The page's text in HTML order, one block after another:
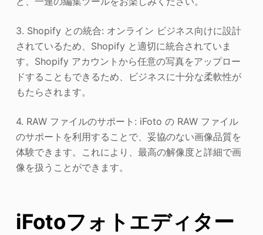
3. Shopify との統合: オンライン ビジネス向けに設計
されているため、Shopify と適切に統合されていま
す。Shopify アカウントから任意の写真をアップロー
ドすることもできるため、ビジネスに十分な柔軟性が
もたらされます。
4. RAW ファイルのサポート: iFoto の RAW ファイル
のサポートを利用することで、妥協のない画像品質を
体験できます。これにより、最高の解像度と詳細で画
像を扱うことができます。
iFotoフォトエディター